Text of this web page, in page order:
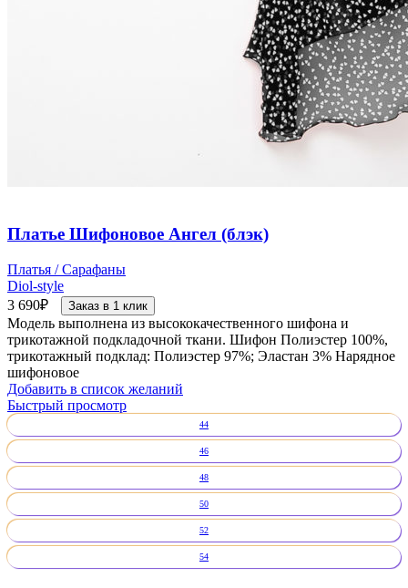
Платье Шифоновое Ангел (блэк)
Платья / Сарафаны
Diol-style
3 690₽ Заказ в 1 клик
Модель выполнена из высококачественного шифона и
трикотажной подкладочной ткани. Шифон Полиэстер 100%,
трикотажный подклад: Полиэстер 97%; Эластан 3% Нарядное
шифоновое
Добавить в список желаний
Быстрый просмотр
44
46
48
50
52
54